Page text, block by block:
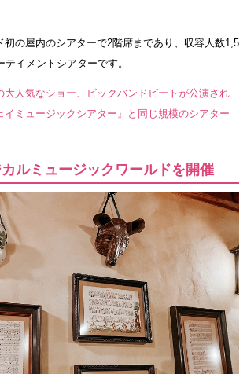
初の屋内のシアターで2階席まであり、収容人数1,5
イメントシアターです。
大人気なショー、ビックバンドビートが公演され
イミュージックシアター』と同じ規模のシアター
ルミュージックワールドを開催